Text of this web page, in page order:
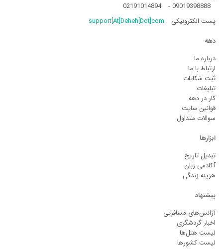
09019398888
-
02191014894
پست الکترونیکی
support[At]Deheh[Dot]com
دهه
درباره ما
ارتباط با ما
ثبت شکایات
تبلیغات
کار در دهه
قوانین سایت
سوالات متداول
ابزارها
تبدیل تاریخ
آکادمی زبان
هزینه زندگی
پیشنهاد
آژانس‌های مسافرتی
اخبار گردشگری
لیست هتل‌ها
لیست کشورها